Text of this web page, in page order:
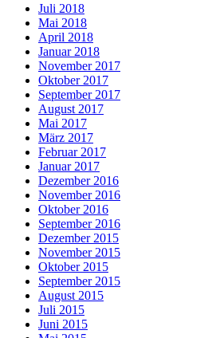
Juli 2018
Mai 2018
April 2018
Januar 2018
November 2017
Oktober 2017
September 2017
August 2017
Mai 2017
März 2017
Februar 2017
Januar 2017
Dezember 2016
November 2016
Oktober 2016
September 2016
Dezember 2015
November 2015
Oktober 2015
September 2015
August 2015
Juli 2015
Juni 2015